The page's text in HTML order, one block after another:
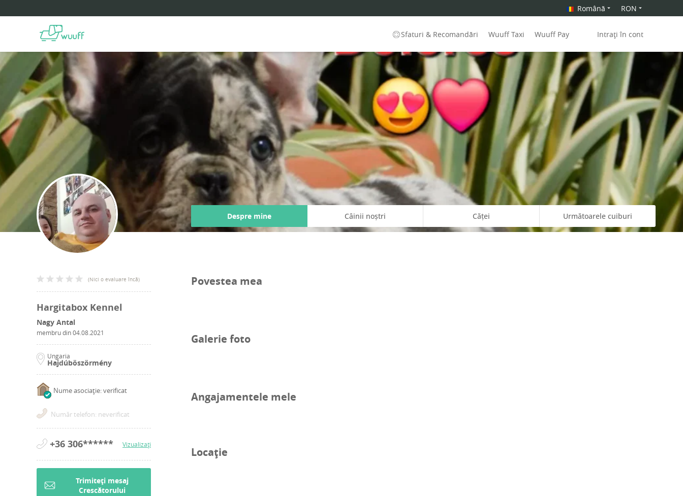
Română RON
Sfaturi & Recomandări Wuuff Taxi Wuuff Pay Intrați în cont
(Nici o evaluare încă)
Hargitabox Kennel
Nagy Antal
membru din04.08.2021
Ungaria
Hajdúböszörmény
Nume asociație: verificat
Număr telefon: neverificat
+36 306****** Vizualizați
Trimiteți mesaj
Crescătorului
Despre mine Câinii noștri Căței Următoarele cuiburi
Povestea mea
Galerie foto
Angajamentele mele
Locație